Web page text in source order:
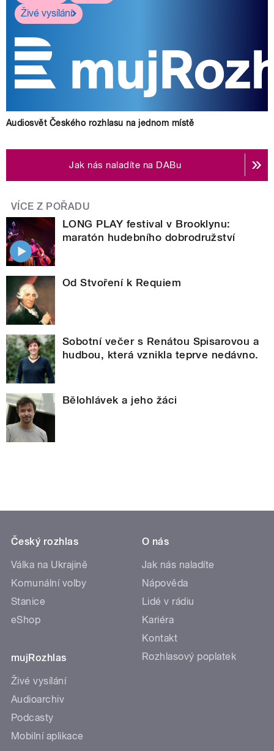
Živé vysílání
Audiosvět Českého rozhlasu na jednom místě
Jak nás naladíte na DABu
VÍCE Z POŘADU
LONG PLAY festival v Brooklynu:
maratón hudebního dobrodružství
Od Stvoření k Requiem
Sobotní večer s Renátou Spisarovou a
hudbou, která vznikla teprve nedávno.
Bělohlávek a jeho žáci
Český rozhlas
Válka na Ukrajině
Komunální volby
Stanice
eShop
mujRozhlas
Živé vysílání
Audioarchiv
Podcasty
Mobilní aplikace
O nás
Jak nás naladíte
Nápověda
Lidé v rádiu
Kariéra
Kontakt
Rozhlasový poplatek